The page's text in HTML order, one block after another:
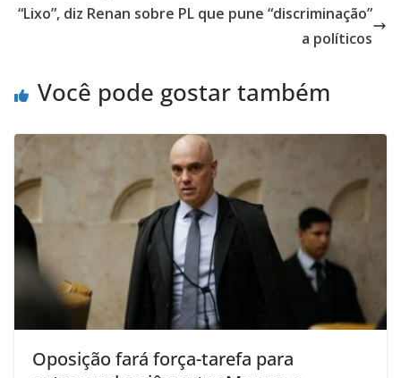
“Lixo”, diz Renan sobre PL que pune “discriminação”
a políticos
Você pode gostar também
Oposição fará força-tarefa para